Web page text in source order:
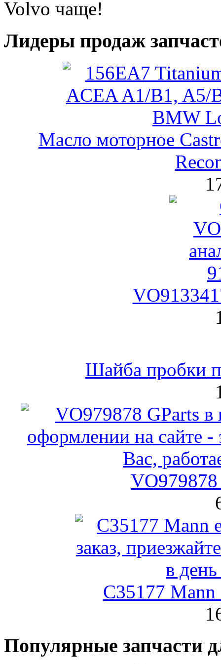
Volvo чаще!
Лидеры продаж
Масло моторное
Шайба пробки
VO979878
C35177
Популярные запчасти